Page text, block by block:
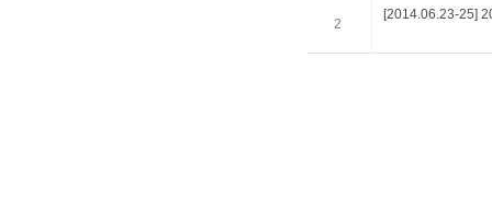
2
[2014.06.23-25]